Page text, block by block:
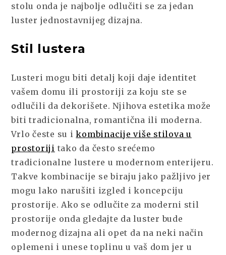
stolu onda je najbolje odlučiti se za jedan
luster jednostavnijeg dizajna.
Stil lustera
Lusteri mogu biti detalj koji daje identitet
vašem domu ili prostoriji za koju ste se
odlučili da dekorišete. Njihova estetika može
biti tradicionalna, romantična ili moderna.
Vrlo česte su ikombinacije više stilova u
prostoriji tako da često srećemo
tradicionalne lustere u modernom enterijeru.
Takve kombinacije se biraju jako pažljivo jer
mogu lako narušiti izgled i koncepciju
prostorije. Ako se odlučite za moderni stil
prostorije onda gledajte da luster bude
modernog dizajna ali opet da na neki način
oplemeni i unese toplinu u vaš dom jer u